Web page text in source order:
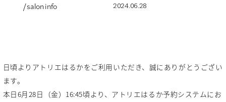
/ salon info 2024.06.28
日頃よりアトリエはるかをご利用いただき、誠にありがとうござい
ます。
本日6月28日（金）16:45頃より、アトリエはるか予約システムにお